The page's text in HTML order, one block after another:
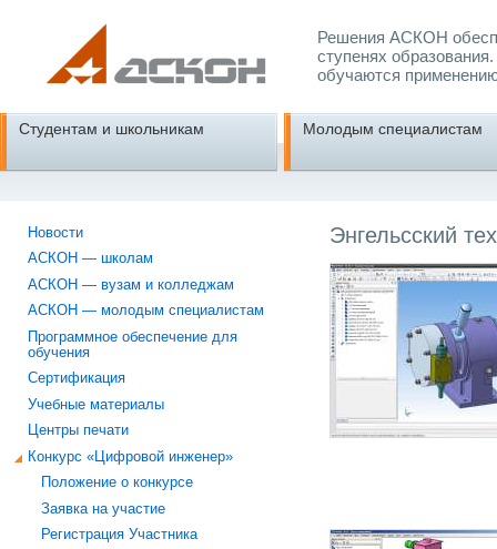
Решения АСКОН
ступенях
обучаются
Студентам и школьникам Молодым специалистам
Новости
АСКОН — школам
АСКОН — вузам и колледжам
АСКОН — молодым специалистам
Программное обеспечение для
обучения
Сертификация
Учебные материалы
Центры печати
Конкурс «Цифровой инженер»
Положение о конкурсе
Заявка на участие
Регистрация Участника
Энгельсский